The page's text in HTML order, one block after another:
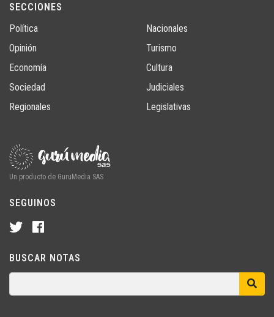
SECCIONES
Política
Opinión
Economía
Sociedad
Regionales
Nacionales
Turismo
Cultura
Judiciales
Legislativas
Un producto de GuruMedia SAS
SEGUINOS
BUSCAR NOTAS